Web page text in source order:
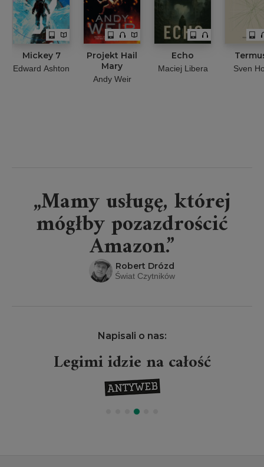
Mickey 7
Edward Ashton
Projekt Hail
Mary
Andy Weir
Echo
Maciej Libera Sven
„Mamy usługę, której
mógłby pozazdrościć
Amazon.”
Robert Drózd
Świat Czytników
Napisali o nas:
Legimi idzie na całość